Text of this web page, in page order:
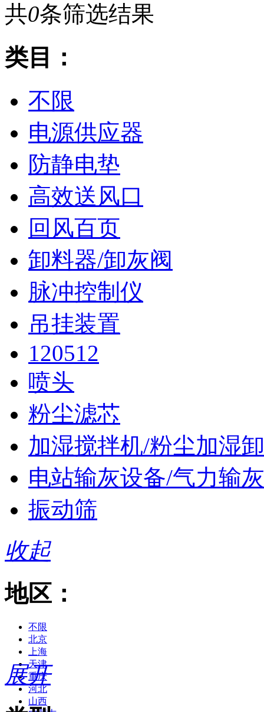
共0条筛选结果
类目：
不限
电源供应器
防静电垫
高效送风口
回风百页
卸料器/卸灰阀
脉冲控制仪
吊挂装置
120512
喷头
粉尘滤芯
加湿搅拌机/粉尘加湿
电站输灰设备/气力输
振动筛
收起
地区：
不限
北京
上海
天津
重庆
河北
山西
展开